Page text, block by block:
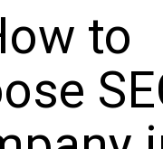
to